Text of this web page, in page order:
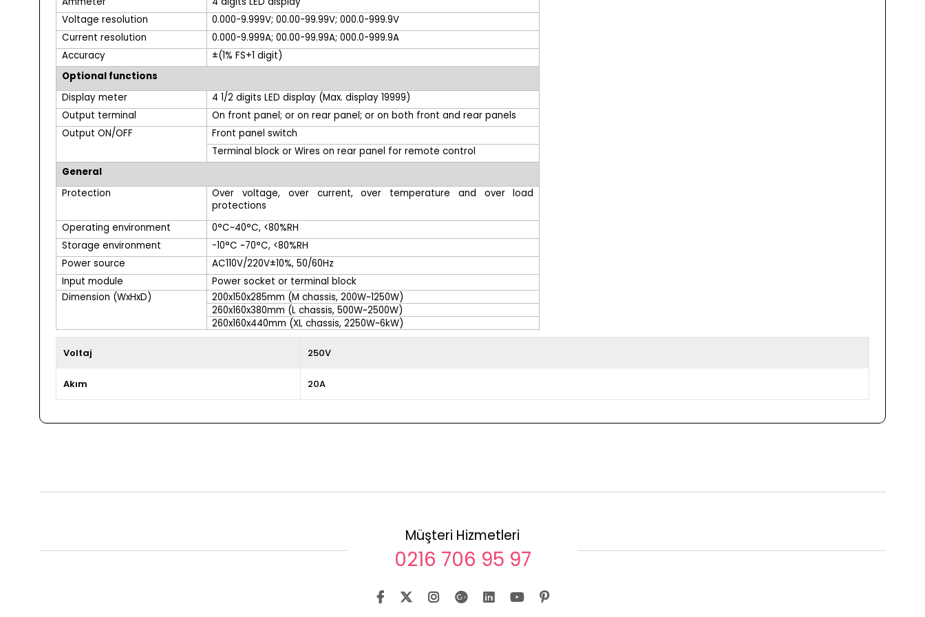
Voltage resolution
0.000-9.999V; 00.00-99.99V; 000.0-999.9V
Current resolution
0.000-9.999A; 00.00-99.99A; 000.0-999.9A
Accuracy
±(1% FS+1digit)
Optional functions
Display meter
4 1/2 digits LED display (Max. display 19999)
Output terminal
On front panel; or on rear panel; or on both front and rear panels
Output ON/OFF
Front panel switch
Terminal block or Wires on rear panel for remote control
General
Protection
Over voltage, over current, over temperature and over load
protections
Operating environment
0°C~40°C, <80%RH
Storage environment
-10°C ~70°C, <80%RH
Power source
AC110V/220V±10%, 50/60Hz
Input module
Power socket or terminal block
Dimension (WxHxD)
200x150x285mm (M chassis, 200W~1250W)
260x160x380mm (L chassis, 500W~2500W)
260x160x440mm (XL chassis, 2250W~6kW)
Voltaj 250V
Akım 20A
Müşteri Hizmetleri
0216 706 95 97